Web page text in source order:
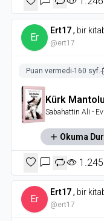
Er
Ert17, bir
@ert17
Puan vermedi-160 syf.-
Kürk
Sabahattin Ali -
Okuma
1.245
Er
Ert17, bir
@ert17